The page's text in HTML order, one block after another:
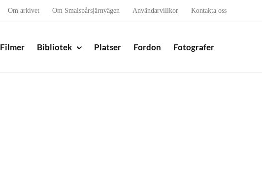
Om arkivet Om Smalspårsjärnvägen Användarvillkor Kontakta oss
Filmer Bibliotek Platser Fordon Fotografer